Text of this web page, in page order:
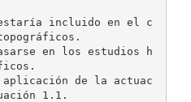
incluido en el c
en los estudios h
aplicación de la actuac
1.1.